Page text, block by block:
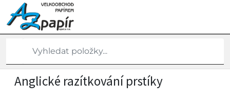
Anglické razítkování prstíky